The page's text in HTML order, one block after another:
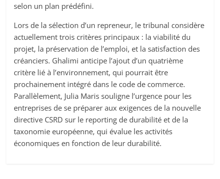
selon un plan prédéfini.
Lors de la sélection d’un repreneur, le tribunal considère
actuellement trois critères principaux : la viabilité du
projet, la préservation de l’emploi, et la satisfaction des
créanciers. Ghalimi anticipe l’ajout d’un quatrième
critère lié à l’environnement, qui pourrait être
prochainement intégré dans le code de commerce.
Parallèlement, Julia Maris souligne l’urgence pour les
entreprises de se préparer aux exigences de la nouvelle
directive CSRD sur le reporting de durabilité et de la
taxonomie européenne, qui évalue les activités
économiques en fonction de leur durabilité.